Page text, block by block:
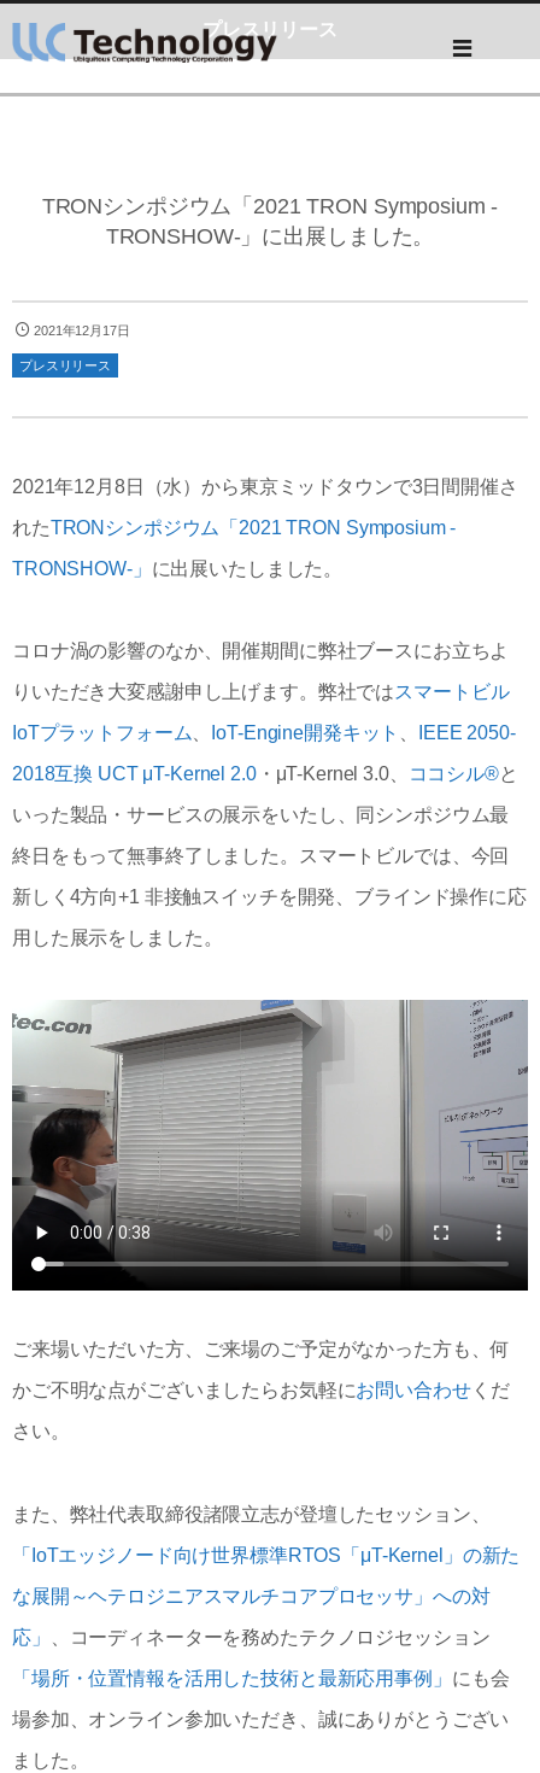
プレスリリース
TRONシンポジウム「2021 TRON Symposium -
TRONSHOW-」に出展しました。
2021年12月17日
プレスリリース
2021年12月8日（水）から東京ミッドタウンで3日間開催さ
れたTRONシンポジウム「2021 TRON Symposium -
TRONSHOW-」 に出展いたしました。
コロナ渦の影響のなか、開催期間に弊社ブースにお立ちよ
りいただき大変感謝申し上げます。弊社ではスマートビル
IoTプラットフォーム
IoT-Engine開発キット
IEEE 2050-
2018互換 UCT μT-Kernel 2.0・μT-Kernel 3.0、 ココシル®と
いった製品・サービスの展示をいたし、同シンポジウム最
終日をもって無事終了しました。スマートビルでは、今回
新しく4方向+1 非接触スイッチを開発、ブラインド操作に応
用した展示をしました。
ご来場いただいた方、ご来場のご予定がなかった方も、何
かご不明な点がございましたらお気軽にお問い合わせくだ
さい。
また、弊社代表取締役諸隈立志が登壇したセッション、
「IoTエッジノード向け世界標準RTOS「μT-Kernel」の新た
な展開～ヘテロジニアスマルチコアプロセッサ」への対
応」
、コーディネーターを務めたテクノロジセッション
「場所・位置情報を活用した技術と最新応用事例」 にも会
場参加、オンライン参加いただき、誠にありがとうござい
ました。